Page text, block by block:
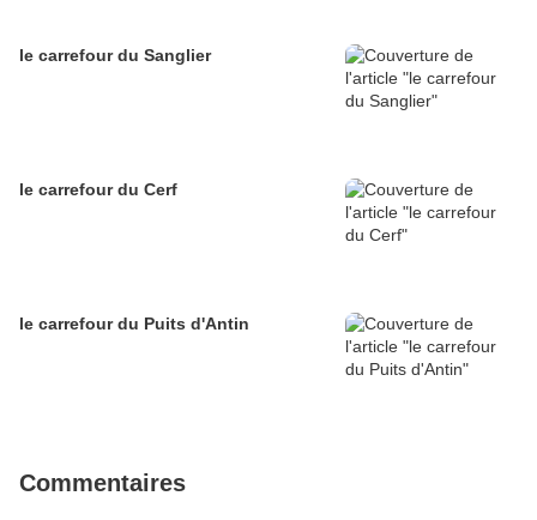
le carrefour du Sanglier
le carrefour du Cerf
le carrefour du Puits d'Antin
Commentaires